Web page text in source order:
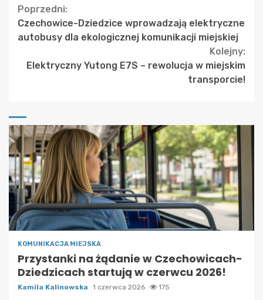
Continue
Reading
Poprzedni:
Czechowice-Dziedzice wprowadzają elektryczne
autobusy dla ekologicznej komunikacji miejskiej
Kolejny:
Elektryczny Yutong E7S – rewolucja w miejskim
transporcie!
KOMUNIKACJA MIEJSKA
Przystanki na żądanie w Czechowicach-
Dziedzicach startują w czerwcu 2026!
Kamila Kalinowska 1 czerwca 2026 175